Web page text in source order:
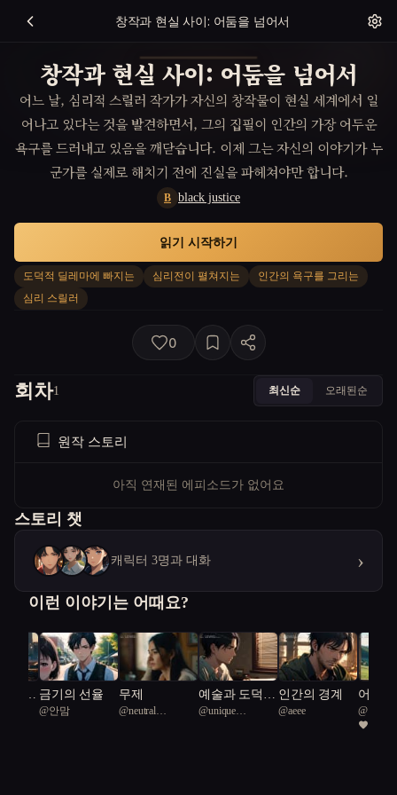
창작과 현실 사이: 어둠을 넘어서
창작과 현실 사이: 어둠을 넘어서
어느 날, 심리적 스릴러 작가가 자신의 창작물이 현실 세계에서 일
어나고 있다는 것을 발견하면서, 그의 집필이 인간의 가장 어두운
욕구를 드러내고 있음을 깨닫습니다. 이제 그는 자신의 이야기가 누
군가를 실제로 해치기 전에 진실을 파헤쳐야만 합니다.
B black justice
도덕적 딜레마에 빠지는 심리전이 펼쳐지는
인간의 욕구를 그리는
심리 스릴러
읽기 시작하기
0
회차1 최신순 오래된순
원작 스토리
아직 연재된 에피소드가 없어요
스토리 챗
캐릭터 3명과 대화 ›
이런 이야기는 어때요?
금기의 선율
@안맘
무제
@neutral
예술과 도덕의
경계에서
@unique
인간의 경계
@aeee
어둠
실
@넬리